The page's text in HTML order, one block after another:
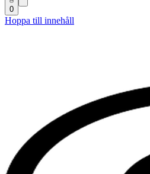
0
Hoppa till innehåll